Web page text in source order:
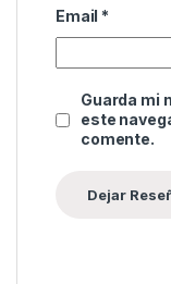
Email *
Guarda mi
este
comente.